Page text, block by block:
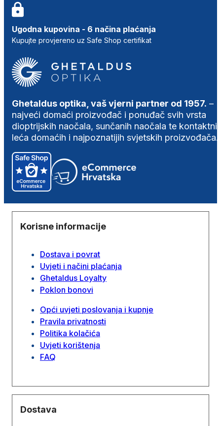
Ugodna kupovina - 6 načina plaćanja
Kupujte provjereno uz Safe Shop certifikat
Ghetaldus optika, vaš vjerni partner od 1957. –
najveći domaći proizvođač i ponuđač svih vrsta
dioptrijskih naočala, sunčanih naočala te
leća domaćih i najpoznatijih svjetskih proizvođača.
Korisne informacije
Dostava i povrat
Uvjeti i načini plaćanja
Ghetaldus Loyalty
Poklon bonovi
Opći uvjeti poslovanja i kupnje
Pravila privatnosti
Politika kolačića
Uvjeti korištenja
FAQ
Dostava